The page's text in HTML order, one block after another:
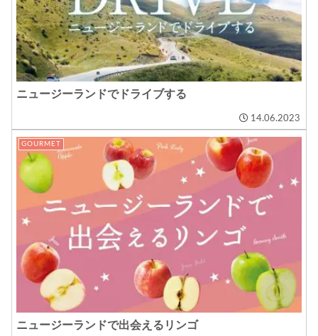
ニュージーランドでドライブする
14.06.2023
GOURMET
ニュージーランドで出会えるリンゴ